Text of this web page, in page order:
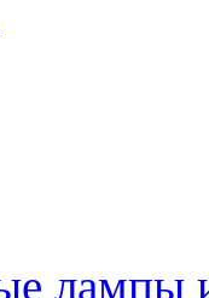
лампы